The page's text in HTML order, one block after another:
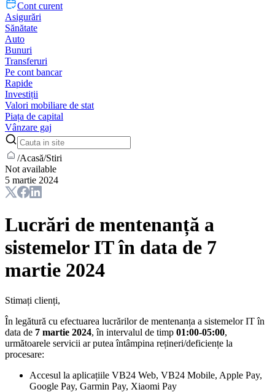
Cont curent
Asigurări
Sănătate
Auto
Bunuri
Transferuri
Pe cont bancar
Rapide
Investiții
Valori mobiliare de stat
Piața de capital
Vânzare gaj
/Acasă/Stiri
Not available
5 martie 2024
Lucrări de mentenanță a
sistemelor IT în data de 7
martie 2024
Stimați clienți,
În legătură cu efectuarea lucrărilor de mentenanța a sistemelor IT în
data de 7 martie 2024, în intervalul de timp 01:00-05:00,
următoarele servicii ar putea întâmpina rețineri/deficiențe la
procesare:
Accesul la aplicațiile VB24 Web, VB24 Mobile, Apple Pay,
Google Pay, Garmin Pay, Xiaomi Pay